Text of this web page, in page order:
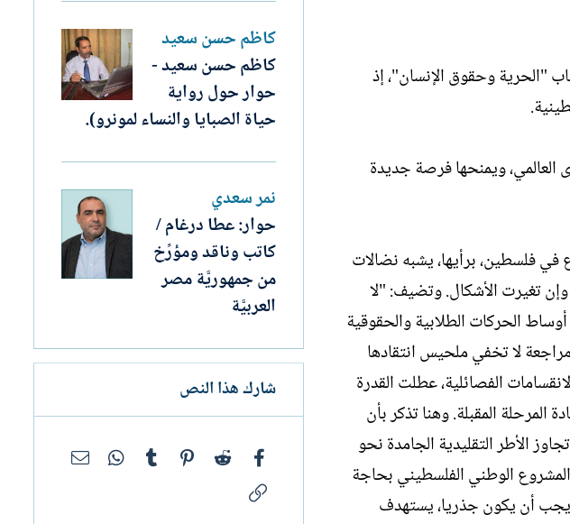
"الحرية وحقوق الإنسان"، إذ
العالمي، ويمنحها فرصة جديدة
فلسطين، برأيها، يشبه نضالات
وإن تغيرت الأشكال. وتضيف: "لا
الحركات الطلابية والحقوقية
لا تخفي ملحيس انتقادها
الفصائلية، عطلت القدرة
المرحلة المقبلة. وهنا تذكر بأن
الأطر التقليدية الجامدة نحو
الوطني الفلسطيني بحاجة
أو الدولة ضمن حدود 1967. وترى أن الحل يجب أن يكون جذريا، يستهدف
كاظم حسن سعيد
كاظم حسن سعيد -
حوار حول رواية
حياة الصبايا والنساء لمونرو‏).
نمر سعدي
حوار: عطا درغام /
كاتب وناقد ومؤرِّخ
من جمهوريَّة مصر
العربيَّة
شارك هذا النص
فيسبوك Reddit
Pinterest
Tumblr
WhatsApp